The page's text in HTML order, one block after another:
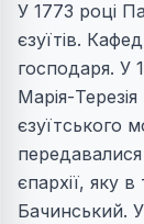
У 1773 році
єзуїтів.
господаря. У
Марія-
єзуїтського
передавалися
єпархії, яку
Бачинський.